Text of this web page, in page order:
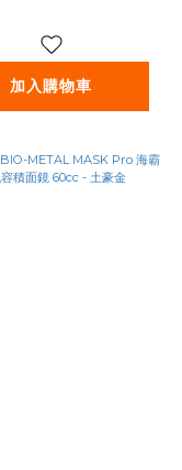
加入購物車